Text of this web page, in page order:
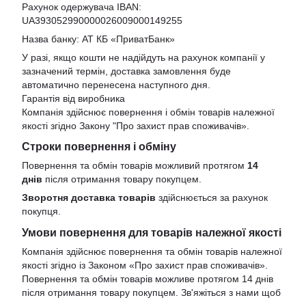
Рахунок одержувача IBAN:
UA393052990000026009000149255
Назва банку: АТ КБ «ПриватБанк»
У разі, якщо кошти не надійдуть на рахунок компанії у
зазначений термін, доставка замовлення буде
автоматично перенесена наступного дня.
Гарантія від виробника
Компанія здійснює повернення і обмін товарів належної
якості згідно Закону "Про захист прав споживачів»
Строки повернення і обміну
Повернення та обмін товарів можливий протягом 14
днів після отримання товару покупцем.
Зворотня доставка товарів здійснюється за рахунок
покупця.
Умови повернення для товарів належної якості
Компанія здійснює повернення та обмін товарів належної
якості згідно із Законом «Про захист прав споживачів».
Повернення та обмін товарів можливе протягом 14 днів
після отримання товару покупцем. Зв'яжіться з нами щоб